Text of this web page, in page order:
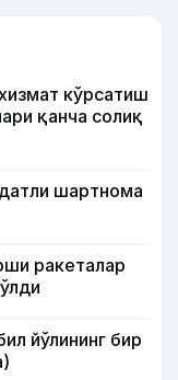
кўрсатиш
қанча солиқ
шартнома
ракеталар
йўлининг бир